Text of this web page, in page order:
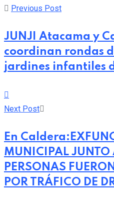
Previous Post
JUNJI Atacama y
coordinan rondas
jardines infantiles
Next Post
En
MUNICIPAL JUNTO
PERSONAS
POR TRÁFICO DE